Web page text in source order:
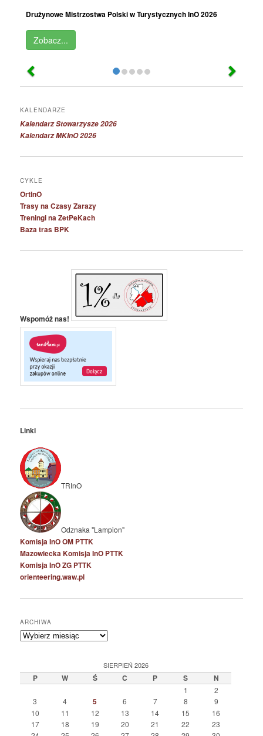
Drużynowe Mistrzostwa Polski w Turystycznych InO 2026
Zobacz...
KALENDARZE
Kalendarz Stowarzysze 2026
Kalendarz MKInO 2026
CYKLE
OrtInO
Trasy na Czasy Zarazy
Treningi na ZetPeKach
Baza tras BPK
Wspomóż nas!
Linki
TRInO
Odznaka "Lampion"
Komisja InO OM PTTK
Mazowiecka Komisja InO PTTK
Komisja InO ZG PTTK
orienteering.waw.pl
ARCHIWA
Archiwa
SIERPIEŃ 2026
P W Ś C P S N
1
2
3
4 5 6 7 8
9
10
11 12 13 14 15
16
17
18 19 20 21 22
23